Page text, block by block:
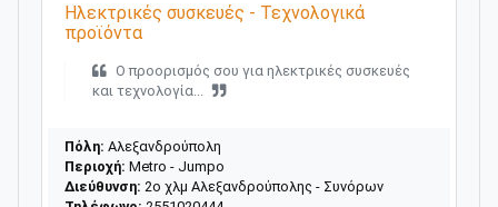
Ηλεκτρικές συσκευές - Τεχνολογικά
προϊόντα
O προορισμός σου για ηλεκτρικές συσκευές
και τεχνολογία...
Πόλη: Αλεξανδρούπολη
Περιοχή: Metro - Jumpo
Διεύθυνση: 2ο χλμ Αλεξανδρούπολης - Συνόρων